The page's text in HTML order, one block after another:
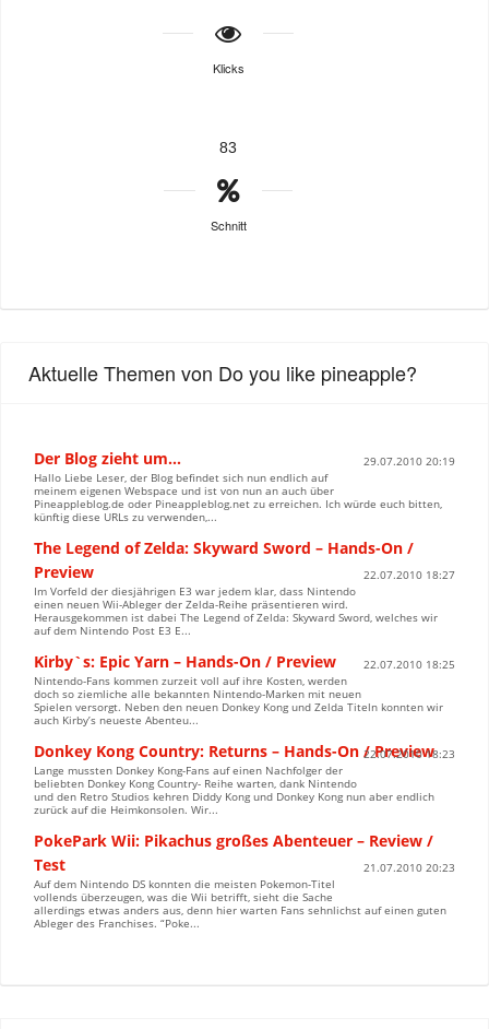
Klicks
83
Schnitt
Aktuelle Themen von Do you like pineapple?
Der Blog zieht um…
29.07.2010 20:19
Hallo Liebe Leser, der Blog befindet sich nun endlich auf
meinem eigenen Webspace und ist von nun an auch über
Pineappleblog.de oder Pineappleblog.net zu erreichen. Ich würde euch bitten,
künftig diese URLs zu verwenden,...
The Legend of Zelda: Skyward Sword – Hands-On /
Preview
22.07.2010 18:27
Im Vorfeld der diesjährigen E3 war jedem klar, dass Nintendo
einen neuen Wii-Ableger der Zelda-Reihe präsentieren wird.
Herausgekommen ist dabei The Legend of Zelda: Skyward Sword, welches wir
auf dem Nintendo Post E3 E...
Kirby`s: Epic Yarn – Hands-On / Preview
22.07.2010 18:25
Nintendo-Fans kommen zurzeit voll auf ihre Kosten, werden
doch so ziemliche alle bekannten Nintendo-Marken mit neuen
Spielen versorgt. Neben den neuen Donkey Kong und Zelda Titeln konnten wir
auch Kirby’s neueste Abenteu...
Donkey Kong Country: Returns – Hands-On / Preview
22.07.2010 18:23
Lange mussten Donkey Kong-Fans auf einen Nachfolger der
beliebten Donkey Kong Country- Reihe warten, dank Nintendo
und den Retro Studios kehren Diddy Kong und Donkey Kong nun aber endlich
zurück auf die Heimkonsolen. Wir...
PokePark Wii: Pikachus großes Abenteuer – Review /
Test
21.07.2010 20:23
Auf dem Nintendo DS konnten die meisten Pokemon-Titel
vollends überzeugen, was die Wii betrifft, sieht die Sache
allerdings etwas anders aus, denn hier warten Fans sehnlichst auf einen guten
Ableger des Franchises. “Poke...